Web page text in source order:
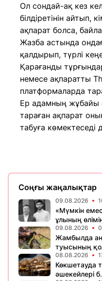
Ол сондай-ақ кез
білдіретінін айтып,
ақпарат болса,
Жазба астында
қалдырып, түрлі
Қарағанды
немесе ақпаратты
платформаларда
Ер адамның жұбайы
тараған ақпарат
табуға көмектеседі
Соңғы жаңалықтар
09.08.2026
«Мүмкін
ұлының
09.08.2026
Жамбылда
туысының
08.08.2026
Көкшетауда
әшекейлері